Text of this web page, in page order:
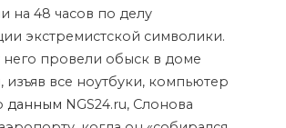
на 48 часов по делу
экстремистской символики.
него провели обыск в доме
изъяв все ноутбуки, компьютер
данным NGS24.ru, Слонова